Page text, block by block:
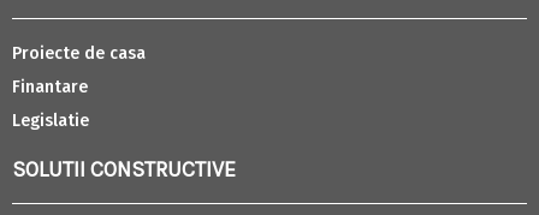
Proiecte de casa
Finantare
Legislatie
SOLUTII CONSTRUCTIVE